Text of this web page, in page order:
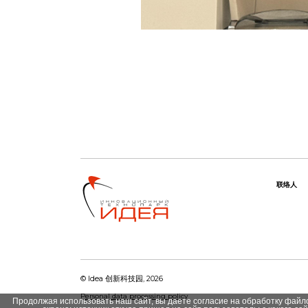
联络人
© Idea 创新科技园, 2026
Personal data processing policy
Продолжая использовать наш сайт, вы даете согласие на обработку